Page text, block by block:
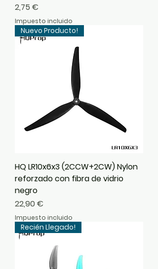
Precio
2,75 €
Impuesto incluido
Nuevo Producto!
HQ LR10x6x3 (2CCW+2CW) Nylon
reforzado con fibra de vidrio
negro
Precio
22,90 €
Impuesto incluido
Recién Llegado!